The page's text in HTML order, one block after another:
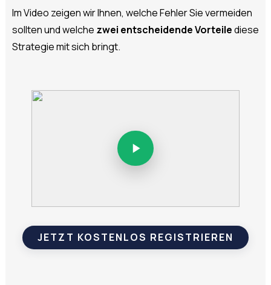
Im Video zeigen wir Ihnen, welche Fehler Sie vermeiden
sollten und welche zwei entscheidende Vorteilediese
Strategie mit sich bringt.
JETZT KOSTENLOS REGISTRIEREN